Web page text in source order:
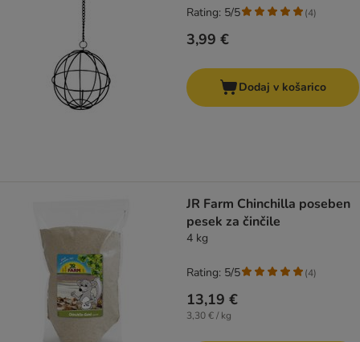
3,99 €
Rating: 5/5 (4)
Dodaj v košarico
JR Farm Chinchilla poseben
pesek za činčile
4 kg
13,19 €
3,30 € / kg
Rating: 5/5 (4)